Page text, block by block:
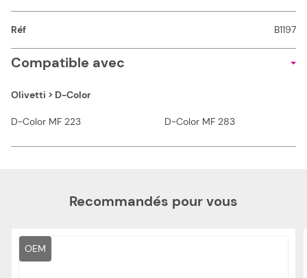
Réf B1197
Compatible avec
Olivetti > D-Color
D-Color MF 223 D-Color MF 283
Recommandés pour vous
OEM